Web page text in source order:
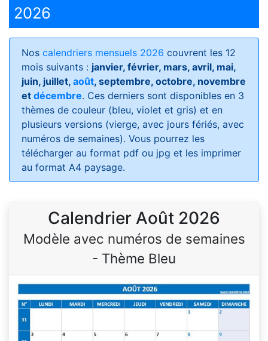
2026
Nos calendriers mensuels 2026 couvrent les 12
mois suivants : janvier, février, mars, avril, mai,
juin, juillet, août, septembre, octobre, novembre
et décembre. Ces derniers sont disponibles en 3
thèmes de couleur (bleu, violet et gris) et en
plusieurs versions (vierge, avec jours fériés, avec
numéros de semaines). Vous pourrez les
télécharger au format pdf ou jpg et les imprimer
au format A4 paysage.
Calendrier Août 2026
Modèle avec numéros de semaines
- Thème Bleu